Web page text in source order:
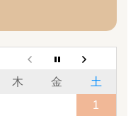
木 金
土
1